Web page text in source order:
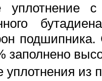
уплотнение
заполнено
уплотнения из